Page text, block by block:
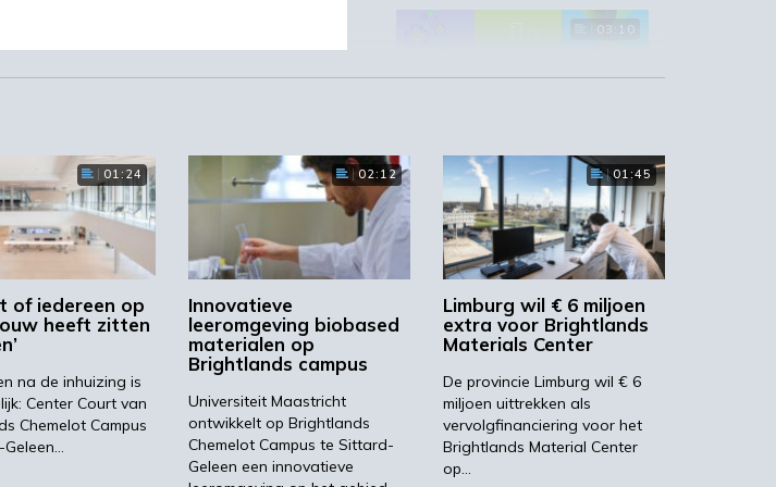
van Zuyd Hogeschool,
state-of-the-art laboratoria en
werkplek van het team van
Center en Chemelot
2016 door de Commissaris
en Directeur-Generaal dr. B.
worden
Maastricht, mr. drs. A.
03:10
‘Grote groeikansen Europese
markt voor biobased producten’
02:19
STRONGBIONET verbindt
Europese newerken bio-
economie
01:24
of iedereen op
heeft zitten
na de inhuizing is
Center Court van
Chemelot Campus
02:12
Innovatieve
leeromgeving biobased
materialen op
Brightlands campus
Universiteit Maastricht
ontwikkelt op Brightlands
Chemelot Campus te Sittard-
Geleen een innovatieve
01:45
Limburg wil € 6 miljoen
extra voor Brightlands
Materials Center
De provincie Limburg wil € 6
miljoen uittrekken als
vervolgfinanciering voor het
Brightlands Material Center
op…